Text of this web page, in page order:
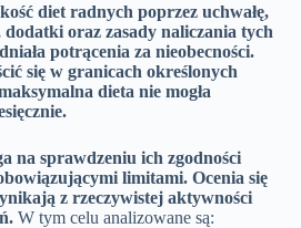
diet radnych poprzez uchwałę,
oraz zasady naliczania tych
potrącenia za nieobecności.
się w granicach określonych
dieta nie mogła
na sprawdzeniu ich zgodności
limitami. Ocenia się
z rzeczywistej aktywności
W tym celu analizowane są: